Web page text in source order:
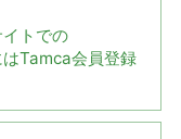
トでの
Tamca会員登録